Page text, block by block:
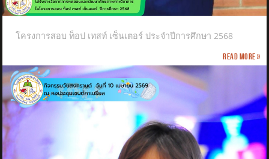
โครงการสอบ ท็อป เทสท์ เซ็นเตอร์ ประจำปีการศึกษา 2568
Read more »